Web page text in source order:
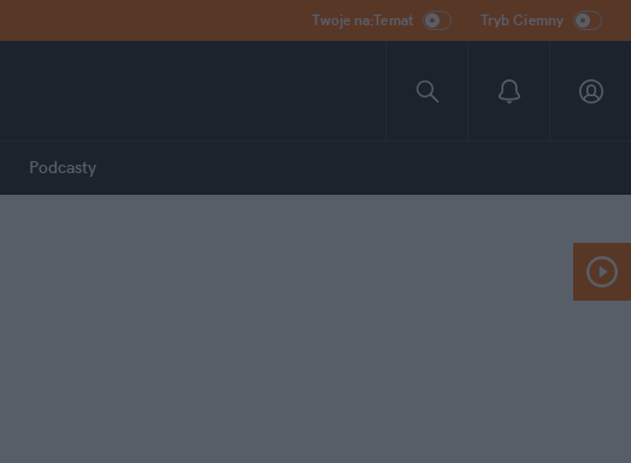
Twoje na:Temat Tryb Ciemny
Podcasty